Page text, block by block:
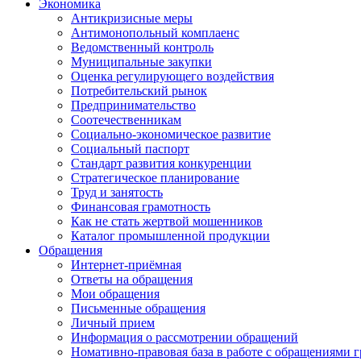
Экономика
Антикризисные меры
Антимонопольный комплаенс
Ведомственный контроль
Муниципальные закупки
Оценка регулирующего воздействия
Потребительский рынок
Предпринимательство
Соотечественникам
Социально-экономическое развитие
Социальный паспорт
Стандарт развития конкуренции
Стратегическое планирование
Труд и занятость
Финансовая грамотность
Как не стать жертвой мошенников
Каталог промышленной продукции
Обращения
Интернет-приёмная
Ответы на обращения
Мои обращения
Письменные обращения
Личный прием
Информация о рассмотрении обращений
Номативно-правовая база в работе с обращениями